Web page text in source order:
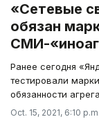
«Сетевые
обязан
СМИ-
Ранее сегодня
тестировали
обязанности
Oct. 15, 2021, 6:10 p.m.